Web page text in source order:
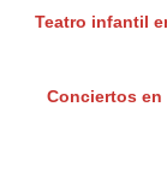
Teatro infantil
Conciertos en